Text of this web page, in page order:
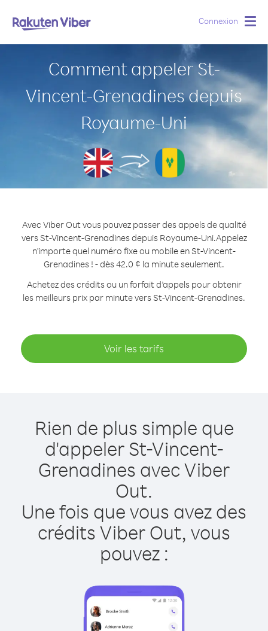
Connexion
Comment appeler St-
Vincent-Grenadines depuis
Royaume-Uni
Avec Viber Out vous pouvez passer des appels de qualité
vers St-Vincent-Grenadines depuis Royaume-Uni.Appelez
n'importe quel numéro fixe ou mobile en St-Vincent-
Grenadines ! - dès 42.0 ¢ la minute seulement.
Achetez des crédits ou un forfait d’appels pour obtenir
les meilleurs prix par minute vers St-Vincent-Grenadines.
Voir les tarifs
Rien de plus simple que
d'appeler St-Vincent-
Grenadines avec Viber
Out.
Une fois que vous avez des
crédits Viber Out, vous
pouvez :